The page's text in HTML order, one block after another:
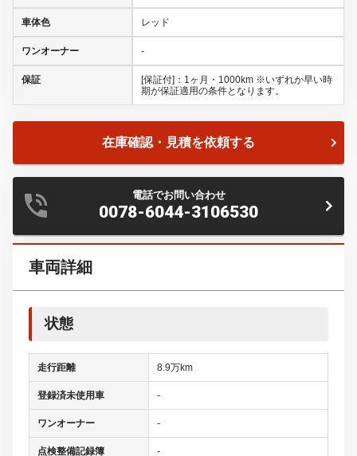
車体色 レッド
ワンオーナー -
保証
[保証付]：1ヶ月・1000km ※いずれか早い時
期が保証適用の条件となります。
在庫確認・見積を依頼する
電話でお問い合わせ
0078-6044-3106530
車両詳細
状態
走行距離 8.9万km
登録済未使用車 -
ワンオーナー -
点検整備記録簿 -